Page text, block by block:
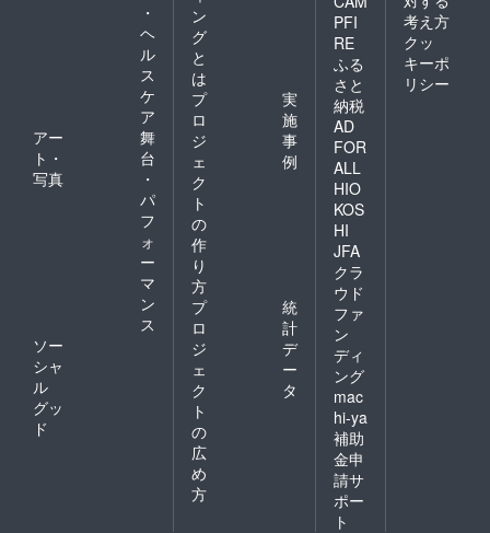
・
ヘ
ル
ス
ケ
ア
アー
ト・
写真
舞
台
・
パ
フ
ォ
ー
マ
ン
ス
ソー
シャ
ル
グッ
ド
ン
グ
と
は
プ
ロ
ジ
ェ
ク
ト
の
作
り
方
実
施
事
例
プ
ロ
ジ
ェ
ク
ト
の
広
め
方
統
計
デ
ー
タ
PFI
RE
ふる
さと
納税
AD
FOR
ALL
HIO
KOS
HI
JFA
クラ
ウド
ファ
ン
ディ
ング
mac
hi-ya
補助
金申
請サ
ポー
ト
考え方
クッ
キーポ
リシー